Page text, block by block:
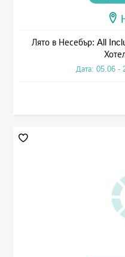
Лято в Несебър: All
Дата: 05.06 -